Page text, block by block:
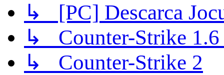
↳ [PC] Descarca
↳ Counter-Strike 1.6
↳ Counter-Strike 2